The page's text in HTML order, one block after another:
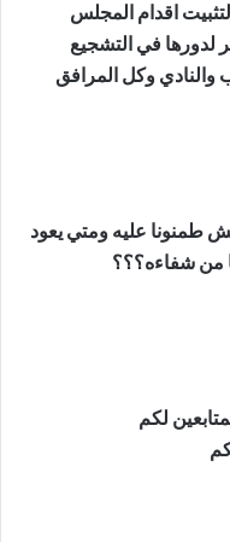
اقدام المجلس
لدورها في التشجيع
والنادي وكل المرافق
طمنونا عليه ومتي يعود
من شفاءه؟؟؟
لكم